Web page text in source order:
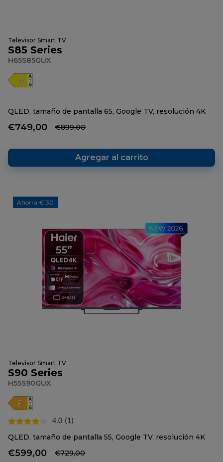
Televisor Smart TV
S85 Series
H65S85GUX
QLED, tamaño de pantalla 65, Google TV, resolución 4K
€749,00 €899,00
Agregar al carrito
Ahorra €130
Televisor Smart TV
S90 Series
H55S90GUX
4.0 Lea
1
reseña.
Enlace
en
(1)
QLED, tamaño de pantalla 55, Google TV, resolución 4K
€599,00 €729,00